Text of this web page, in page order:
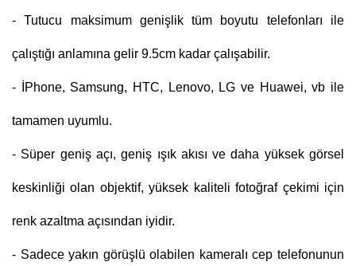
- Tutucu maksimum genişlik tüm boyutu telefonları ile
çalıştığı anlamına gelir 9.5cm kadar çalışabilir.
- İPhone, Samsung, HTC, Lenovo, LG ve Huawei, vb ile
tamamen uyumlu.
- Süper geniş açı, geniş ışık akısı ve daha yüksek görsel
keskinliği olan objektif, yüksek kaliteli fotoğraf çekimi için
renk azaltma açısından iyidir.
- Sadece yakın görüşlü olabilen kameralı cep telefonunun